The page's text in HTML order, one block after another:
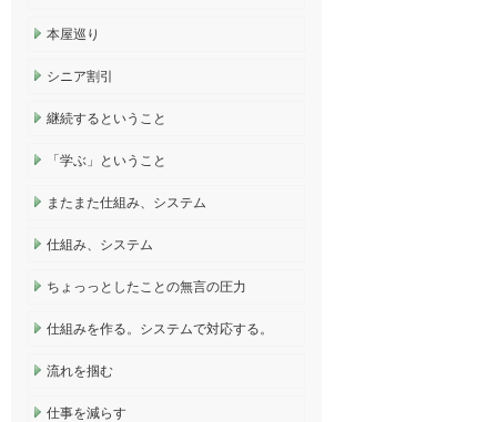
本屋巡り
シニア割引
継続するということ
「学ぶ」ということ
またまた仕組み、システム
仕組み、システム
ちょっっとしたことの無言の圧力
仕組みを作る。システムで対応する。
流れを掴む
仕事を減らす